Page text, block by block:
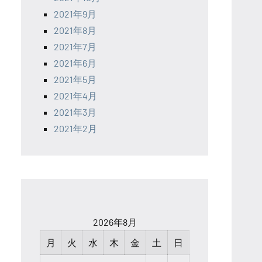
2021年9月
2021年8月
2021年7月
2021年6月
2021年5月
2021年4月
2021年3月
2021年2月
2026年8月
月
火 水 木 金 土 日